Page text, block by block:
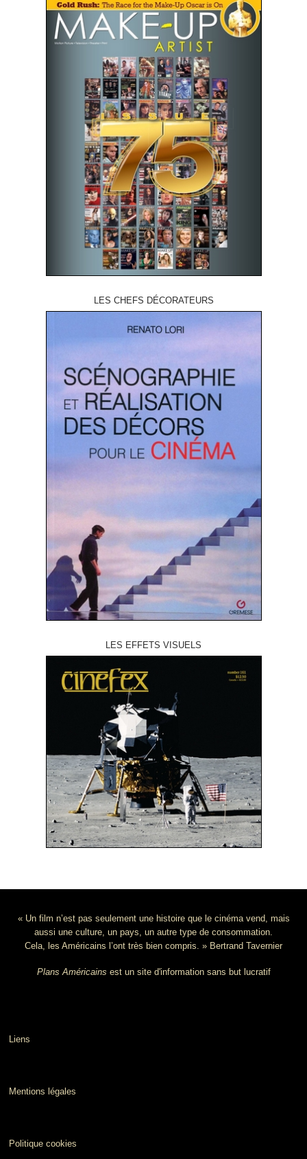
LES CHEFS DÉCORATEURS
LES EFFETS VISUELS
« Un film n’est pas seulement une histoire que le cinéma vend, mais
aussi une culture, un pays, un autre type de consommation.
Cela, les Américains l’ont très bien compris. » Bertrand Tavernier
Plans Américains est un site d'information sans but lucratif
Liens
Mentions légales
Politique cookies